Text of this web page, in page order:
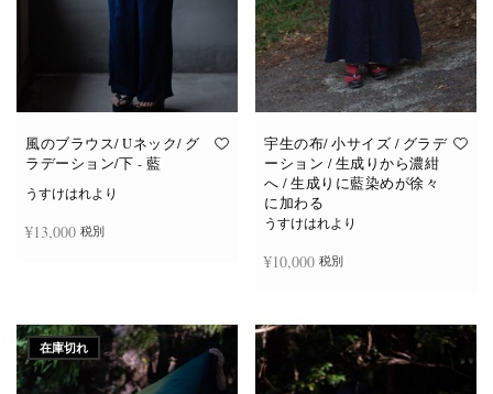
風のブラウス/ Uネック/ グ
ラデーション/下 - 藍
うすけはれより
¥13,000 税別
宇生の布/ 小サイズ / グラデ
ーション / 生成りから濃紺
へ / 生成りに藍染めが徐々
に加わる
うすけはれより
¥10,000 税別
在庫切れ